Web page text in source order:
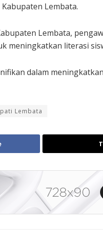
Lembata.
Lembata,
meningkatkan literasi
dalam
Lembata